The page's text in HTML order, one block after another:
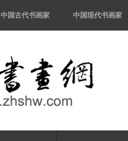
中国古代书画家 中国现代书画家